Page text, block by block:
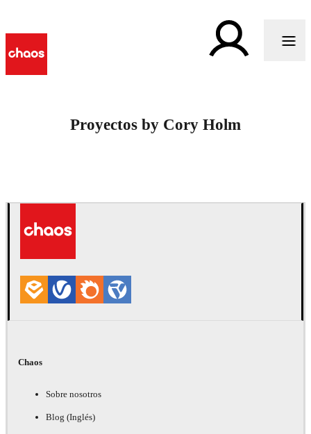
Proyectos by Cory Holm
Chaos
Sobre nosotros
Blog (Inglés)